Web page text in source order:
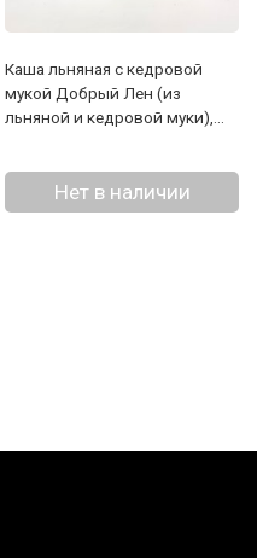
Каша льняная с кедровой
мукой Добрый Лен (из
льняной и кедровой муки),
Нет в наличии